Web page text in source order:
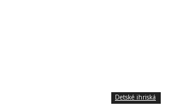
Detské ihriská